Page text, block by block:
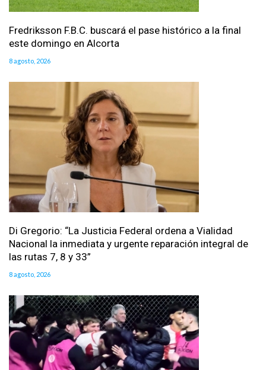
Fredriksson F.B.C. buscará el pase histórico a la final
este domingo en Alcorta
8 agosto, 2026
Di Gregorio: “La Justicia Federal ordena a Vialidad
Nacional la inmediata y urgente reparación integral de
las rutas 7, 8 y 33”
8 agosto, 2026